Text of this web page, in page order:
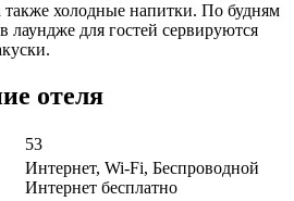
также холодные напитки. По будням
лаундже для гостей сервируются
отеля
53
Интернет, Wi-Fi, Беспроводной
Интернет бесплатно